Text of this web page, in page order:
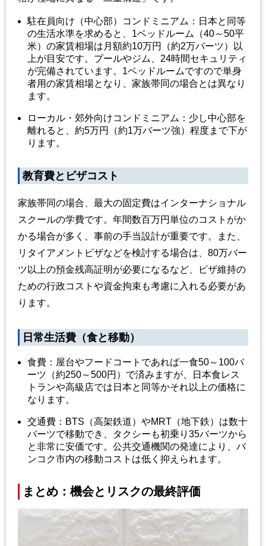
駐在員向け（中心部）コンドミニアム：日本と同等
の生活水準を求めると、1ベッドルーム（40～50平
米）の家賃相場は月額約10万円（約2万バーツ）以
上が目安です。プールやジム、24時間セキュリティ
が完備されています。1ベッドルームですので単身
者用の家賃相場となり、家族帯同の場合とは異なり
ます。
ローカル・郊外向けコンドミニアム：少し中心部を
離れると、約5万円（約1万バーツ強）程度まで下が
ります。
教育費とビザコスト
家族帯同の場合、最大の固定費はインターナショナル
スクールの学費です。年間数百万円単位のコストがか
かる場合が多く、事前の手当設計が重要です。また、
リタイアメントビザなどを検討する場合は、80万バー
ツ以上の預金残高証明が必要になるなど、ビザ維持の
ための行政コストや資金拘束も考慮に入れる必要があ
ります。
日常生活費（食と移動）
食費：屋台やフードコートであれば一食50～100バ
ーツ（約250～500円）で済みますが、日本食レス
トランや高級店では日本と同等かそれ以上の価格に
なります。
交通費：BTS（高架鉄道）やMRT（地下鉄）は数十
バーツで移動でき、タクシーも初乗り35バーツから
と非常に安価です。公共交通機関の発達により、バ
ンコク市内の移動コストは低く抑えられます。
まとめ：機会とリスクの最終評価